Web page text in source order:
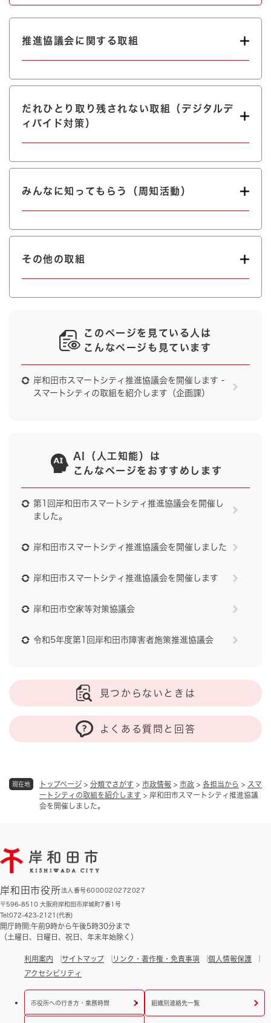
現在地 トップページ > 分類でさがす > 市政情報 > 市政 > 各担当から > スマ
ートシティの取組を紹介します > 岸和田市スマートシティ推進協議
会を開催しました。
推進協議会に関する取組
だれひとり取り残されない取組（デジタルデ
ィバイド対策）
みんなに知ってもらう（周知活動）
その他の取組
このページを見ている人は
こんなページも見ています
岸和田市スマートシティ推進協議会を開催します -
スマートシティの取組を紹介します（企画課）
AI（人工知能）は
こんなページをおすすめします
第1回岸和田市スマートシティ推進協議会を開催し
ました。
岸和田市スマートシティ推進協議会を開催しました
岸和田市スマートシティ推進協議会を開催します
岸和田市空家等対策協議会
令和5年度第1回岸和田市障害者施策推進協議会
見つからないときは
よくある質問と回答
岸和田市役所法人番号6000020272027
〒596-8510 大阪府岸和田市岸城町7番1号
Tel:072-423-2121(代表)
開庁時間:午前9時から午後5時30分まで
（土曜日、日曜日、祝日、年末年始除く）
利用案内 サイトマップ リンク・著作権・免責事項
個人情報保護
アクセシビリティ
市役所への行き方・業務時間 組織別連絡先一覧